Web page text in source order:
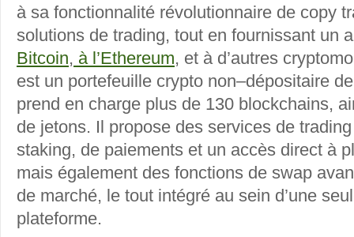
à sa fonctionnalité révolutionnaire de copy
solutions de trading, tout en fournissant un
Bitcoin, à l’Ethereum, et à d’autres
est un portefeuille crypto non–dépositaire
prend en charge plus de 130 blockchains,
de jetons. Il propose des services de
staking, de paiements et un accès direct à
mais également des fonctions de swap
de marché, le tout intégré au sein d’une
plateforme.